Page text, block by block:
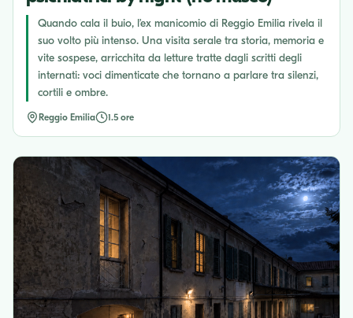
Quando cala il buio, l’ex manicomio di Reggio Emilia rivela il
suo volto più intenso. Una visita serale tra storia, memoria e
vite sospese, arricchita da letture tratte dagli scritti degli
internati: voci dimenticate che tornano a parlare tra silenzi,
cortili e ombre.
Reggio Emilia 1.5 ore